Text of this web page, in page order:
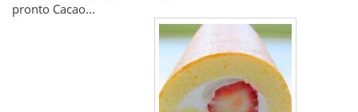
pronto Cacao...